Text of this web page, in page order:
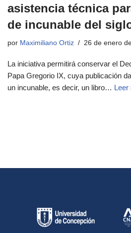
asistencia técnica
de incunable del
por Maximiliano Ortiz 26 de enero
La iniciativa permitirá conservar el
Papa Gregorio IX, cuya publicación
un incunable, es decir, un libro… Leer